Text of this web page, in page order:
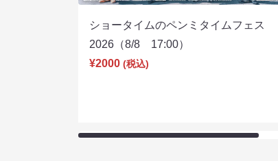
ショータイムのペンミタイムフェス
2026（8/8 17:00）
¥2000 (税込)